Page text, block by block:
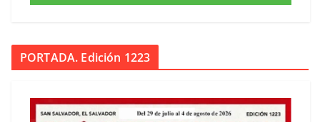
PORTADA. Edición 1223